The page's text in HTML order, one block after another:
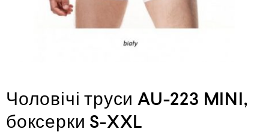
Чоловічі труси AU-223 MINI,
боксерки S-XXL